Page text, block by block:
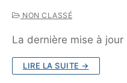
NON CLASSÉ
La dernière mise à
LIRE LA SUITE →